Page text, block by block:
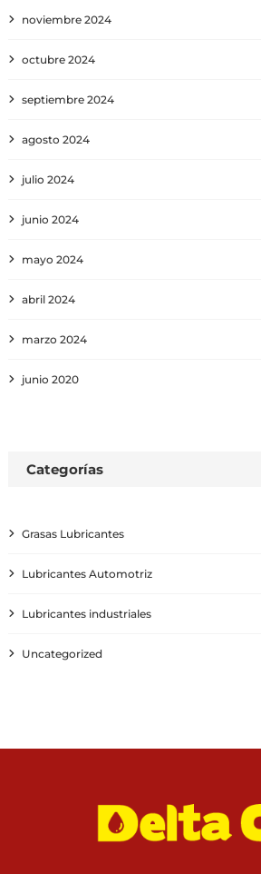
noviembre 2024
octubre 2024
septiembre 2024
agosto 2024
julio 2024
junio 2024
mayo 2024
abril 2024
marzo 2024
junio 2020
Categorías
Grasas Lubricantes
Lubricantes Automotriz
Lubricantes industriales
Uncategorized